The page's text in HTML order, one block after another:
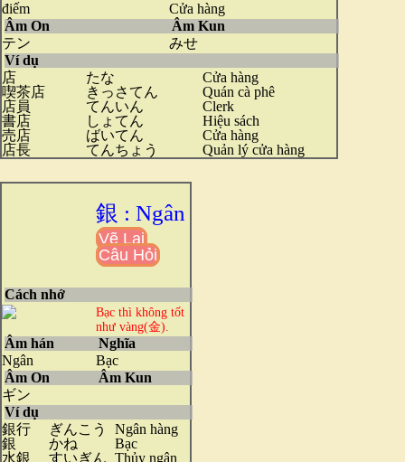
điếm
Cửa hàng
Âm On
テン
Âm Kun
みせ
Ví dụ
店
たな
Cửa hàng
喫茶店
きっさてん
Quán cà phê
店員
てんいん
Clerk
書店
しょてん
Hiệu sách
売店
ばいてん
Cửa hàng
店長
てんちょう Quản lý cửa hàng
銀 : Ngân
Vẽ Lại
Câu Hỏi
Cách nhớ
Bạc thì không tốt
như vàng(金).
Âm hán
Ngân
Nghĩa
Bạc
Âm On
ギン
Âm Kun
Ví dụ
銀行
ぎんこう
Ngân hàng
銀
かね
Bạc
水銀
すいぎん Thủy ngân